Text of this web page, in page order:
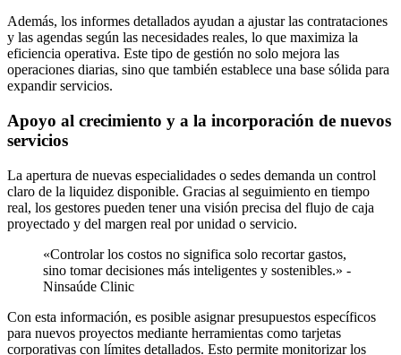
Además, los informes detallados ayudan a ajustar las contrataciones
y las agendas según las necesidades reales, lo que maximiza la
eficiencia operativa. Este tipo de gestión no solo mejora las
operaciones diarias, sino que también establece una base sólida para
expandir servicios.
Apoyo al crecimiento y a la incorporación de nuevos
servicios
La apertura de nuevas especialidades o sedes demanda un control
claro de la liquidez disponible. Gracias al seguimiento en tiempo
real, los gestores pueden tener una visión precisa del flujo de caja
proyectado y del margen real por unidad o servicio.
«Controlar los costos no significa solo recortar gastos,
sino tomar decisiones más inteligentes y sostenibles.» -
Ninsaúde Clinic
Con esta información, es posible asignar presupuestos específicos
para nuevos proyectos mediante herramientas como tarjetas
corporativas con límites detallados. Esto permite monitorizar los